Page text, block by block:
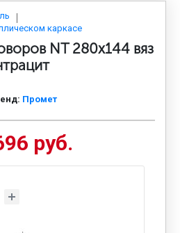
каркасе
NT 280х144 вяз
Промет
руб.